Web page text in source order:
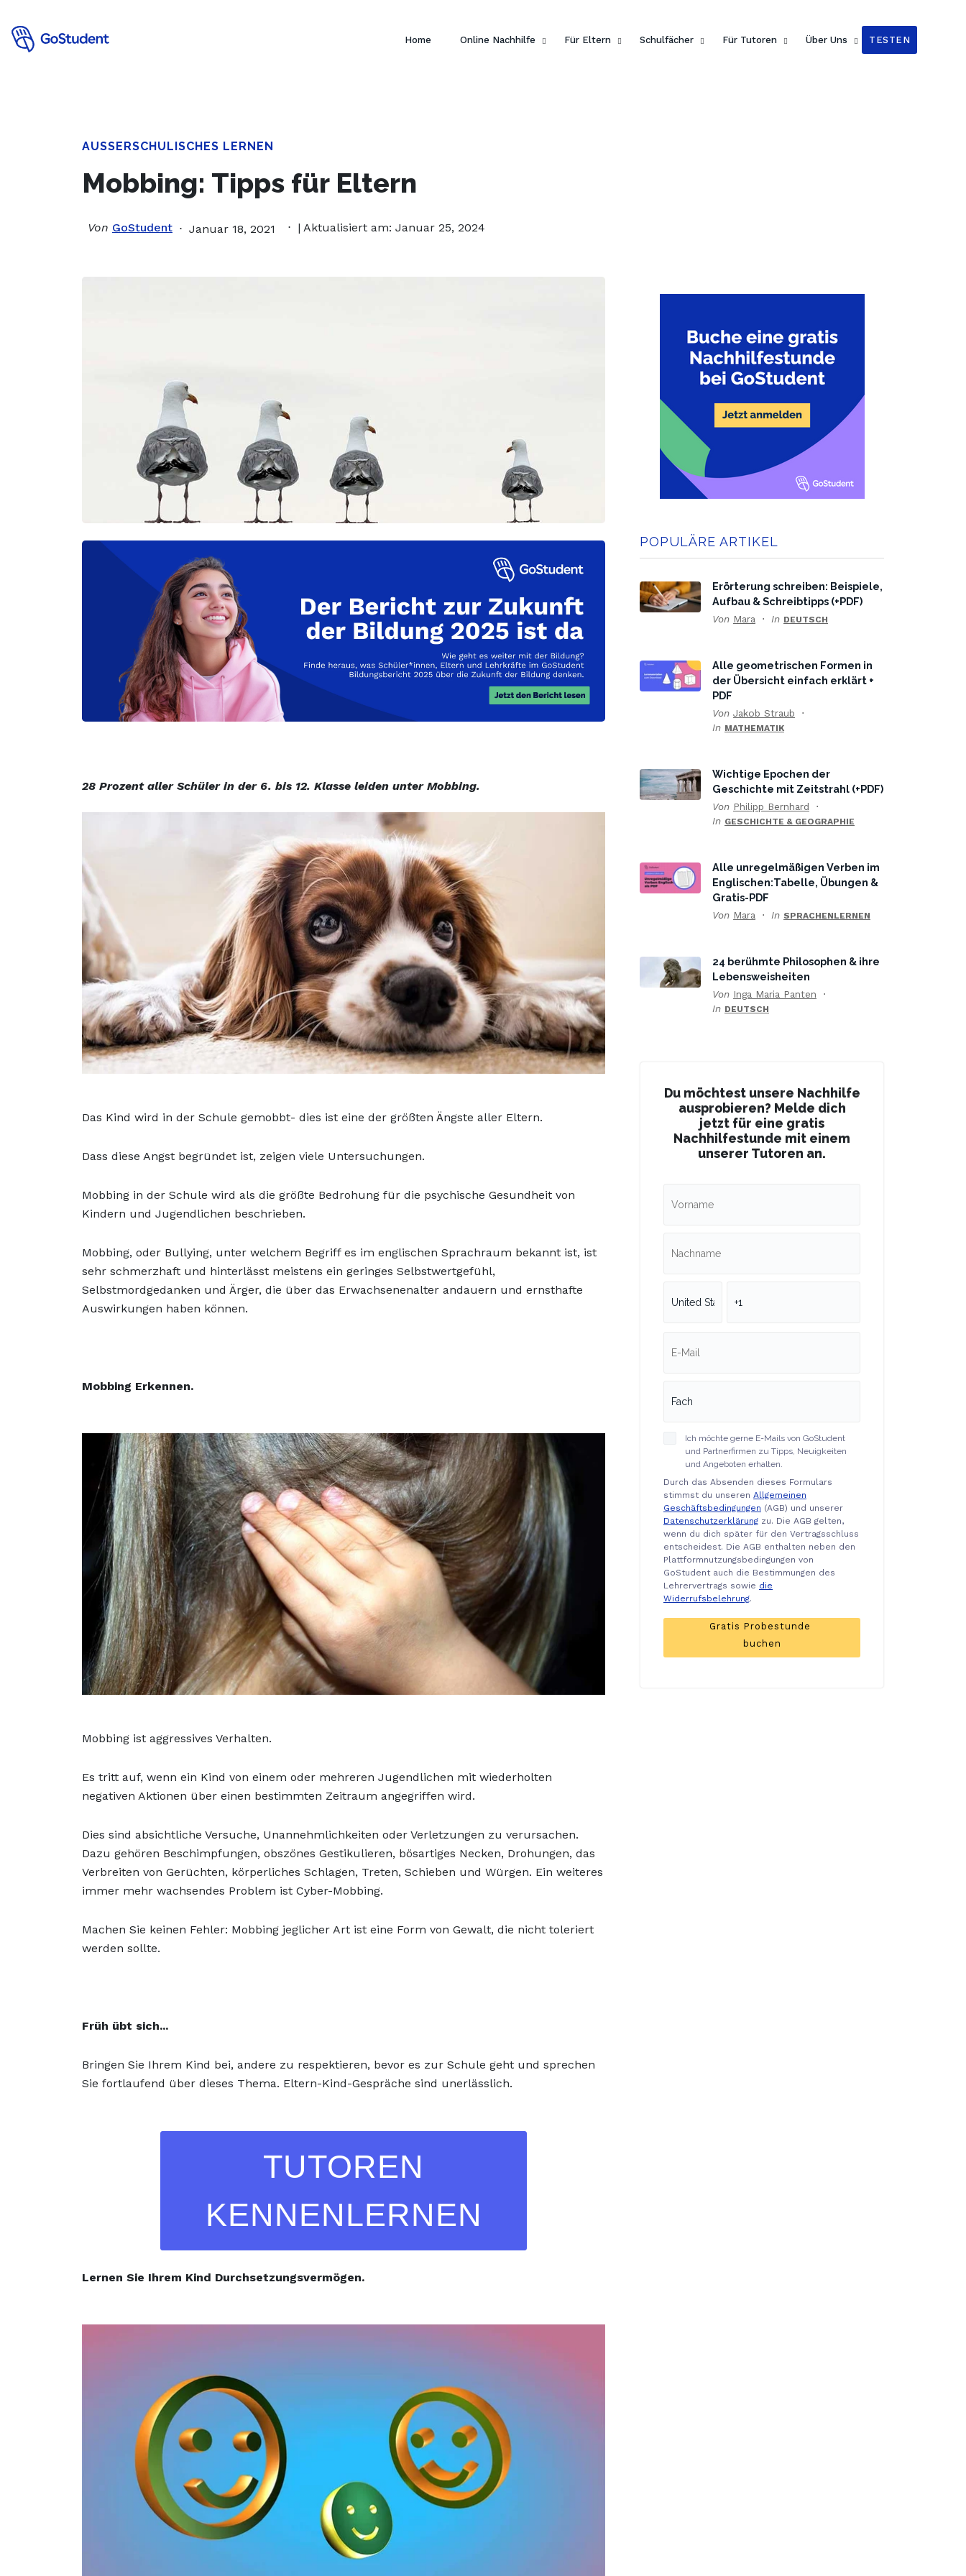
Home Online Nachhilfe Für Eltern Schulfächer Für Tutoren Über Uns TESTEN
AUSSERSCHULISCHES LERNEN
Mobbing: Tipps für Eltern
Von GoStudent Januar 18, 2021 | Aktualisiert am: Januar 25, 2024
28 Prozent aller Schüler in der 6. bis 12. Klasse leiden unter Mobbing.
Das Kind wird in der Schule gemobbt- dies ist eine der größten Ängste aller Eltern.
Dass diese Angst begründet ist, zeigen viele Untersuchungen.
Mobbing in der Schule wird als die größte Bedrohung für die psychische Gesundheit von
Kindern und Jugendlichen beschrieben.
Mobbing, oder Bullying, unter welchem Begriff es im englischen Sprachraum bekannt ist, ist
sehr schmerzhaft und hinterlässt meistens ein geringes Selbstwertgefühl,
Selbstmordgedanken und Ärger, die über das Erwachsenenalter andauern und ernsthafte
Auswirkungen haben können.
Mobbing Erkennen.
Mobbing ist aggressives Verhalten.
Es tritt auf, wenn ein Kind von einem oder mehreren Jugendlichen mit wiederholten
negativen Aktionen über einen bestimmten Zeitraum angegriffen wird.
Dies sind absichtliche Versuche, Unannehmlichkeiten oder Verletzungen zu verursachen.
Dazu gehören Beschimpfungen, obszönes Gestikulieren, bösartiges Necken, Drohungen, das
Verbreiten von Gerüchten, körperliches Schlagen, Treten, Schieben und Würgen. Ein weiteres
immer mehr wachsendes Problem ist Cyber-Mobbing.
Machen Sie keinen Fehler: Mobbing jeglicher Art ist eine Form von Gewalt, die nicht toleriert
werden sollte.
Früh übt sich...
Bringen Sie Ihrem Kind bei, andere zu respektieren, bevor es zur Schule geht und sprechen
Sie fortlaufend über dieses Thema. Eltern-Kind-Gespräche sind unerlässlich.
TUTOREN
KENNENLERNEN
Lernen Sie Ihrem Kind Durchsetzungsvermögen.
POPULÄRE ARTIKEL
Erörterung schreiben: Beispiele,
Aufbau & Schreibtipps (+PDF)
Von Mara In DEUTSCH
Alle geometrischen Formen in
der Übersicht einfach erklärt +
PDF
Von Jakob Straub
In MATHEMATIK
Wichtige Epochen der
Geschichte mit Zeitstrahl (+PDF)
Von Philipp Bernhard
In GESCHICHTE & GEOGRAPHIE
Alle unregelmäßigen Verben im
Englischen:Tabelle, Übungen &
Gratis-PDF
Von Mara In SPRACHENLERNEN
24 berühmte Philosophen & ihre
Lebensweisheiten
Von Inga Maria Panten
In DEUTSCH
Du möchtest unsere Nachhilfe
ausprobieren? Melde dich
jetzt für eine gratis
Nachhilfestunde mit einem
unserer Tutoren an.
Ich möchte gerne E-Mails von GoStudent
und Partnerfirmen zu Tipps, Neuigkeiten
und Angeboten erhalten.
Durch das Absenden dieses Formulars
stimmst du unseren Allgemeinen
Geschäftsbedingungen (AGB) und unserer
Datenschutzerklärung zu. Die AGB gelten,
wenn du dich später für den Vertragsschluss
entscheidest. Die AGB enthalten neben den
Plattformnutzungsbedingungen von
GoStudent auch die Bestimmungen des
Lehrervertrags sowie die
Widerrufsbelehrung.